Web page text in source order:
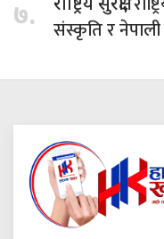
७. राष्ट्रिय सुरक्षा,
संस्कृति र